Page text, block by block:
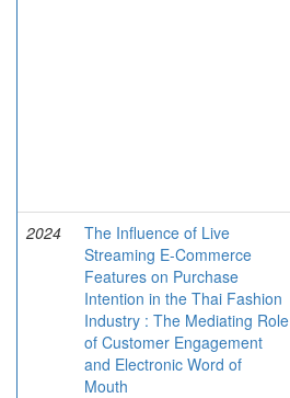
2024
The Influence of Live
Streaming E-Commerce
Features on Purchase
Intention in the Thai Fashion
Industry : The Mediating Role
of Customer Engagement
and Electronic Word of
Mouth